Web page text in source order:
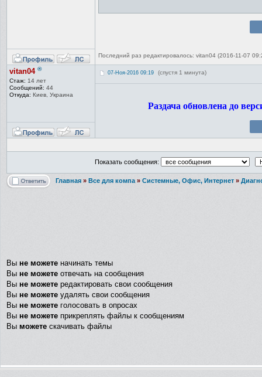
Последний раз редактировалось: vitan04 (2016-11-07
vitan04 ®
Стаж: 14 лет
Сообщений: 44
Откуда: Киев, Украина
07-Ноя-2016 09:19 (спустя 1 минута)
Раздача обновлена до
Показать сообщения:
Главная » Все для компа » Системные, Офис, Интернет »
Вы не можете начинать темы
Вы не можете отвечать на сообщения
Вы не можете редактировать свои сообщения
Вы не можете удалять свои сообщения
Вы не можете голосовать в опросах
Вы не можете прикреплять файлы к сообщениям
Вы можете скачивать файлы